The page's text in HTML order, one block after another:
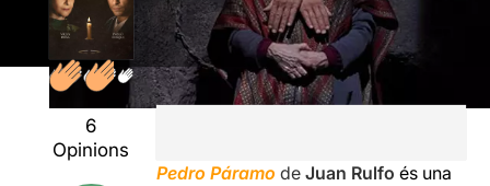
6
Opinions
Pedro PáramodeJuan Rulfo és una